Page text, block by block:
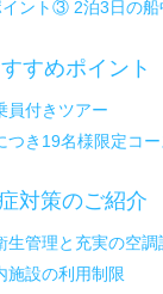
ント③ 2泊3日の船
すめポイント
付きツアー
き19名様限定コ
対策のご紹介
管理と充実の空調
設の利用制限